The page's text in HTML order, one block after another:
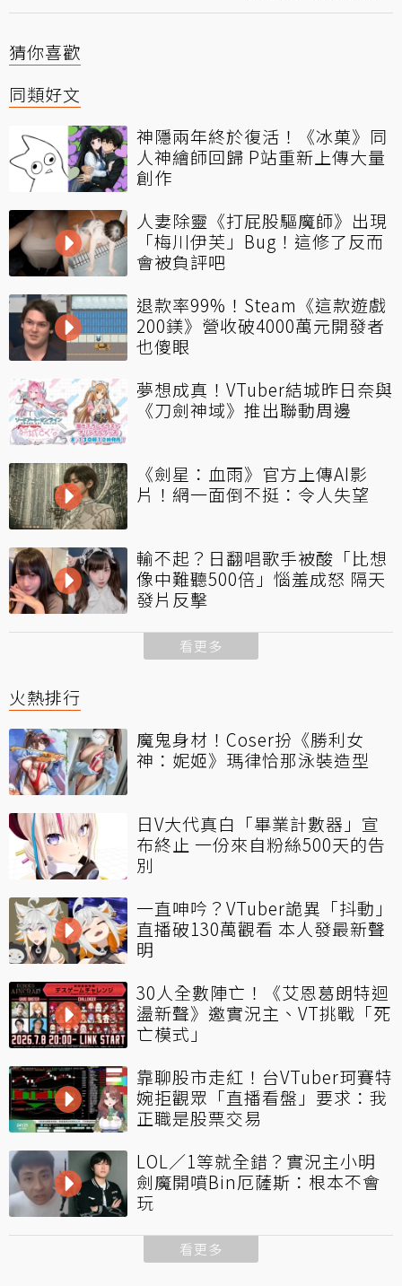
猜你喜歡
同類好文
神隱兩年終於復活！《冰菓》同
人神繪師回歸 P站重新上傳大量
創作
人妻除靈《打屁股驅魔師》出現
「梅川伊芙」Bug！這修了反而
會被負評吧
退款率99%！Steam《這款遊戲
200鎂》營收破4000萬元開發者
也傻眼
夢想成真！VTuber結城昨日奈與
《刀劍神域》推出聯動周邊
《劍星：血雨》官方上傳AI影
片！網一面倒不挺：令人失望
輸不起？日翻唱歌手被酸「比想
像中難聽500倍」惱羞成怒 隔天
發片反擊
看更多
火熱排行
魔鬼身材！Coser扮《勝利女
神：妮姬》瑪律恰那泳裝造型
日V大代真白「畢業計數器」宣
布終止 一份來自粉絲500天的告
別
一直呻吟？VTuber詭異「抖動」
直播破130萬觀看 本人發最新聲
明
30人全數陣亡！《艾恩葛朗特迴
盪新聲》邀實況主、VT挑戰「死
亡模式」
靠聊股市走紅！台VTuber珂賽特
婉拒觀眾「直播看盤」要求：我
正職是股票交易
LOL／1等就全錯？實況主小明
劍魔開噴Bin厄薩斯：根本不會
玩
看更多